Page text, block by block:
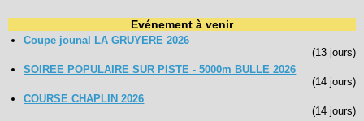
Evénement à venir
Coupe jounal LA GRUYERE 2026
(13 jours)
SOIREE POPULAIRE SUR PISTE - 5000m BULLE 2026
(14 jours)
COURSE CHAPLIN 2026
(14 jours)